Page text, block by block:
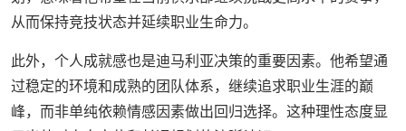
从而保持竞技状态并延续职业生命力。
此外，个人成就感也是迪马利亚决策的重要因素。他希望通
过稳定的环境和成熟的团队体系，继续追求职业生涯的巅
峰，而非单纯依赖情感因素做出回归选择。这种理性态度显